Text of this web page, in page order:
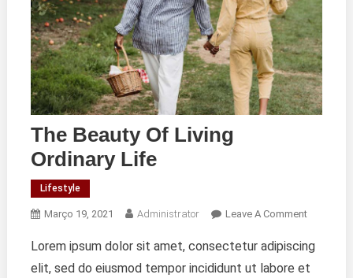
The Beauty Of Living
Ordinary Life
Lifestyle
Março 19, 2021 Administrator Leave A CommentOn
Beauty
Of
Lorem ipsum dolor sit amet, consectetur adipiscing
elit, sed do eiusmod tempor incididunt ut labore et